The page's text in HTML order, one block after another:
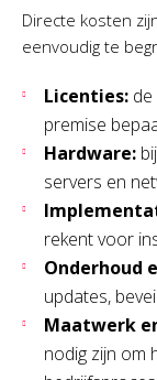
Directe kosten
eenvoudig te
Licenties:
premise
Hardware:
servers en
rekent voor
Onderhoud
updates,
Maatwerk
nodig zijn om